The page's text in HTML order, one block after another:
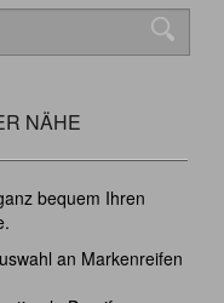
NÄHE
bequem Ihren
an Markenreifen